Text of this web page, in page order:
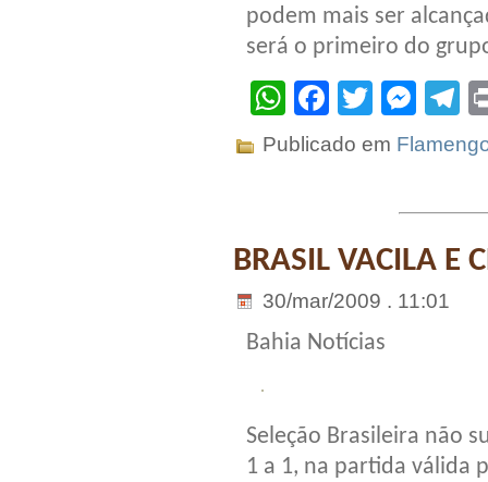
podem mais ser
será o primeiro do
WhatsApp
Facebook
Twitter
Publicado em
BRASIL VACILA E
30/mar/2009 . 11:01
Bahia Notícias
Seleção Brasileira não
1 a 1, na partida válida